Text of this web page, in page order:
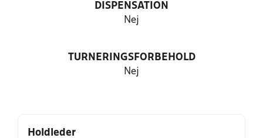
DISPENSATION
Nej
TURNERINGSFORBEHOLD
Nej
Holdleder